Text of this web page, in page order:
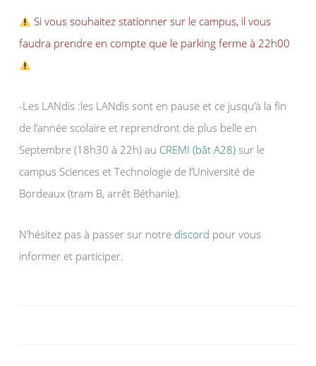
Si vous souhaitez stationner sur le campus, il vous
faudra prendre en compte que le parking ferme à 22h00
-Les LANdis :les LANdis sont en pause et ce jusqu’à la fin
de l’année scolaire et reprendront de plus belle en
Septembre (18h30 à 22h) au CREMI (bât A28) sur le
campus Sciences et Technologie de l’Université de
Bordeaux (tram B, arrêt Béthanie).
N’hésitez pas à passer sur notre discord pour vous
informer et participer.